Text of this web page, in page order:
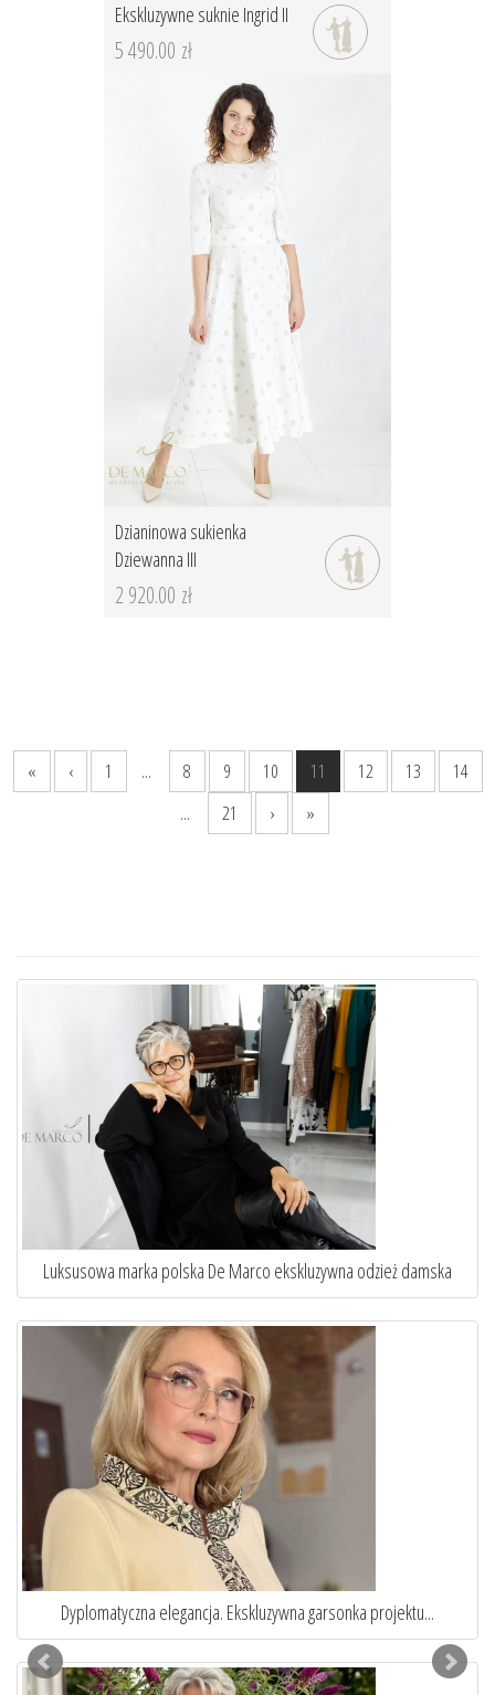
Ekskluzywne suknie Ingrid II
5 490.00 zł
Dzianinowa sukienka
Dziewanna III
2 920.00 zł
« ‹ 1 ... 8 9 10 11 12 13
14
...
21 › »
Sztuka idealnego dopasowania. Oto jak szycie na miarę ...
Eleganckie garnitury damskie szyte na miarę